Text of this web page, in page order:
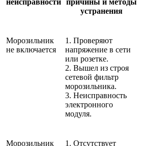
устранения
Морозильник
не включается
1. Проверяют
напряжение в сети
или розетке.
2. Вышел из строя
сетевой фильтр
морозильника.
3. Неисправность
электронного
модуля.
Морозильник
1. Отсутствует